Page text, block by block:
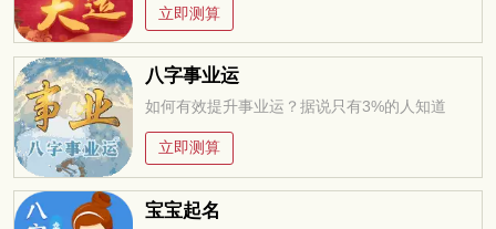
立即测算
八字事业运
如何有效提升事业运？据说只有3%的人知道
立即测算
宝宝起名